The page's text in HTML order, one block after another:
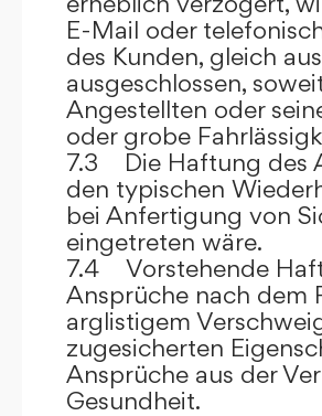
E-Mail oder
des Kunden, gleich
ausgeschlossen,
Angestellten oder
oder grobe
7.3 Die Haftung des
den typischen
bei Anfertigung von
eingetreten wäre.
7.4 Vorstehende
Ansprüche nach dem
arglistigem
zugesicherten
Ansprüche aus der
Gesundheit.